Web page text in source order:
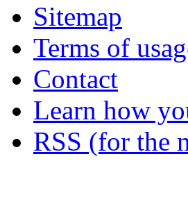
Sitemap
Terms of
Contact
Learn how
RSS (for the